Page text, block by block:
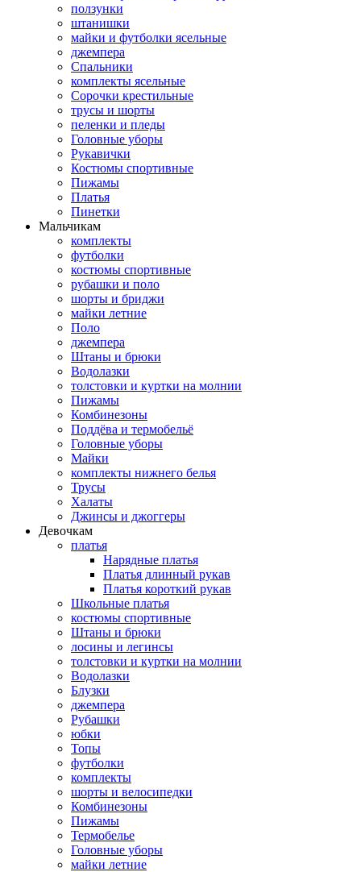
ползунки
штанишки
майки и футболки ясельные
джемпера
Спальники
комплекты ясельные
Сорочки крестильные
трусы и шорты
пеленки и пледы
Головные уборы
Рукавички
Костюмы спортивные
Пижамы
Платья
Пинетки
Мальчикам
комплекты
футболки
костюмы спортивные
рубашки и поло
шорты и бриджи
майки летние
Поло
джемпера
Штаны и брюки
Водолазки
толстовки и куртки на молнии
Пижамы
Комбинезоны
Поддёва и термобельё
Головные уборы
Майки
комплекты нижнего белья
Трусы
Халаты
Джинсы и джоггеры
Девочкам
платья
Нарядные платья
Платья длинный рукав
Платья короткий рукав
Школьные платья
костюмы спортивные
Штаны и брюки
лосины и легинсы
толстовки и куртки на молнии
Водолазки
Блузки
джемпера
Рубашки
юбки
Топы
футболки
комплекты
шорты и велосипедки
Комбинезоны
Пижамы
Термобелье
Головные уборы
майки летние